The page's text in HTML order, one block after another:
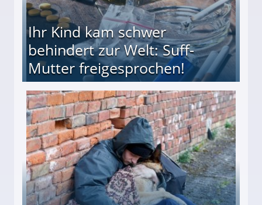
Ihr Kind kam schwer
behindert zur Welt: Suff-
Mutter freigesprochen!
Mutter freigesprochen!